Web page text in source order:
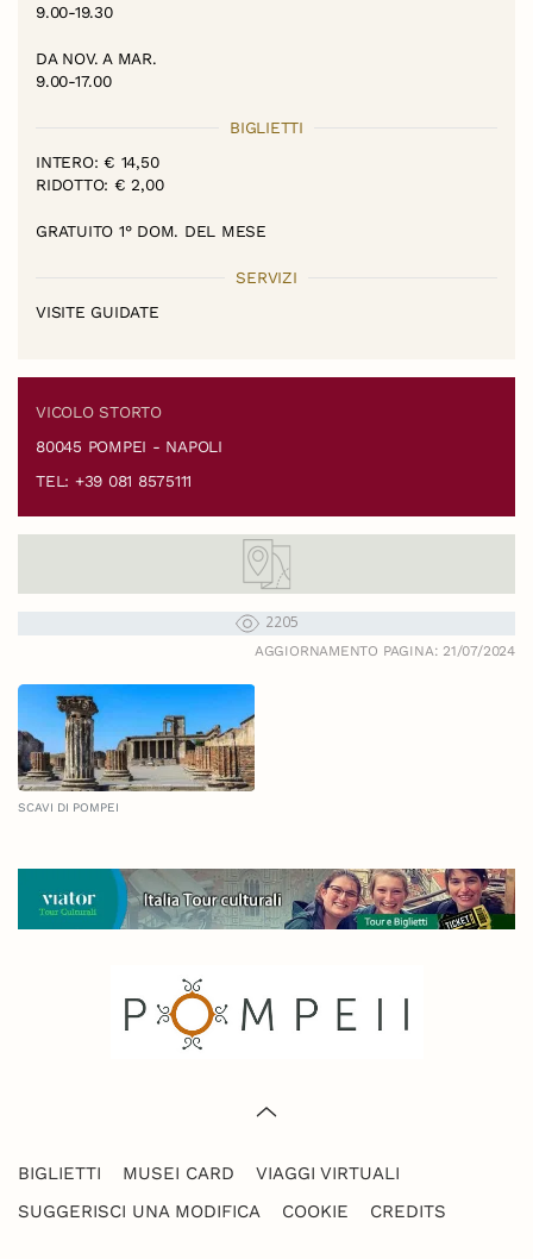
9.00-19.30
DA NOV. A MAR.
9.00-17.00
BIGLIETTI
INTERO: € 14,50
RIDOTTO: € 2,00
GRATUITO 1° DOM. DEL MESE
SERVIZI
VISITE GUIDATE
VICOLO STORTO
80045 POMPEI - NAPOLI
TEL: +39 081 8575111
2205
AGGIORNAMENTO PAGINA: 21/07/2024
SCAVI DI POMPEI
BIGLIETTI MUSEI CARD
VIAGGI VIRTUALI
SUGGERISCI UNA MODIFICA
COOKIE CREDITS